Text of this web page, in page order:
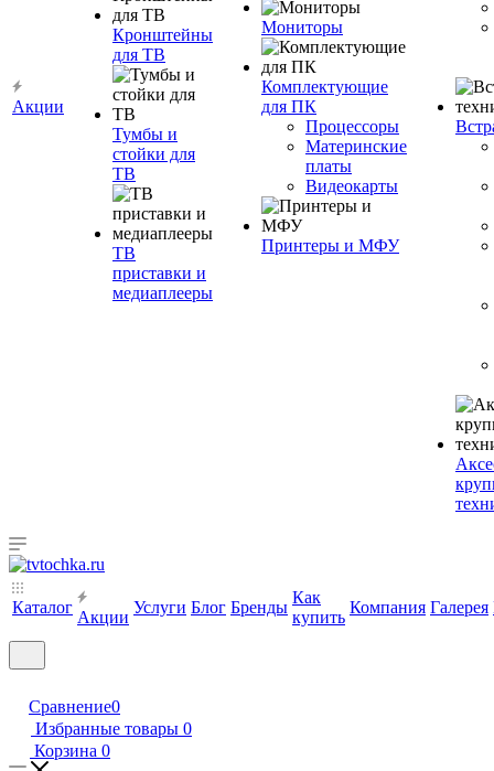
Акции
Кронштейны
для ТВ
Тумбы и
стойки для
ТВ
ТВ
приставки и
медиаплееры
Мониторы
Комплектующие
для ПК
Процессоры
Материнские
платы
Видеокарты
Принтеры и МФУ
Каталог
Акции
Услуги Блог Бренды
Как
купить
Компания Галерея
Сравнение0
Избранные товары 0
Корзина 0